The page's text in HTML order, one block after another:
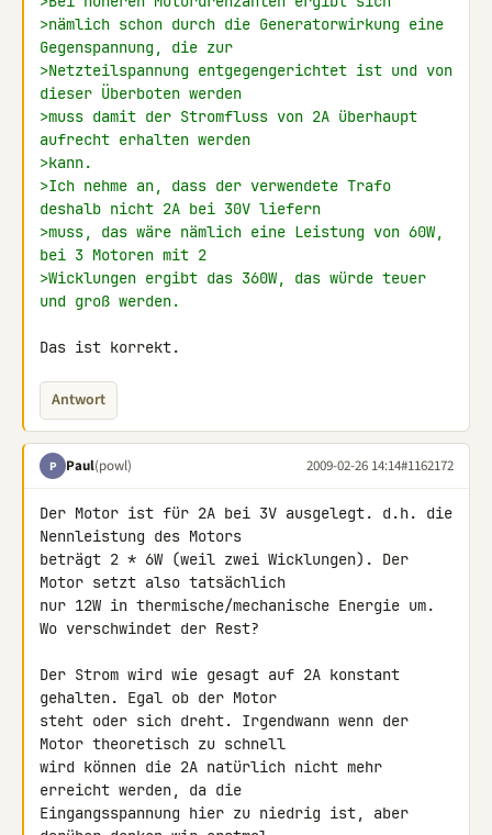
>nämlich schon durch die Generatorwirkung eine
Gegenspannung, die zur
>Netzteilspannung entgegengerichtet ist und von
dieser Überboten werden
>muss damit der Stromfluss von 2A überhaupt
aufrecht erhalten werden
>kann.
>Ich nehme an, dass der verwendete Trafo
deshalb nicht 2A bei 30V liefern
>muss, das wäre nämlich eine Leistung von 60W,
bei 3 Motoren mit 2
>Wicklungen ergibt das 360W, das würde teuer
und groß werden.
Das ist korrekt.
Antwort
P Paul(powl) 2009-02-26 14:14#1162172
Der Motor ist für 2A bei 3V ausgelegt. d.h. die
Nennleistung des Motors
beträgt 2 * 6W (weil zwei Wicklungen). Der
Motor setzt also tatsächlich
nur 12W in thermische/mechanische Energie um.
Wo verschwindet der Rest?
Der Strom wird wie gesagt auf 2A konstant
gehalten. Egal ob der Motor
steht oder sich dreht. Irgendwann wenn der
Motor theoretisch zu schnell
wird können die 2A natürlich nicht mehr
erreicht werden, da die
Eingangsspannung hier zu niedrig ist, aber